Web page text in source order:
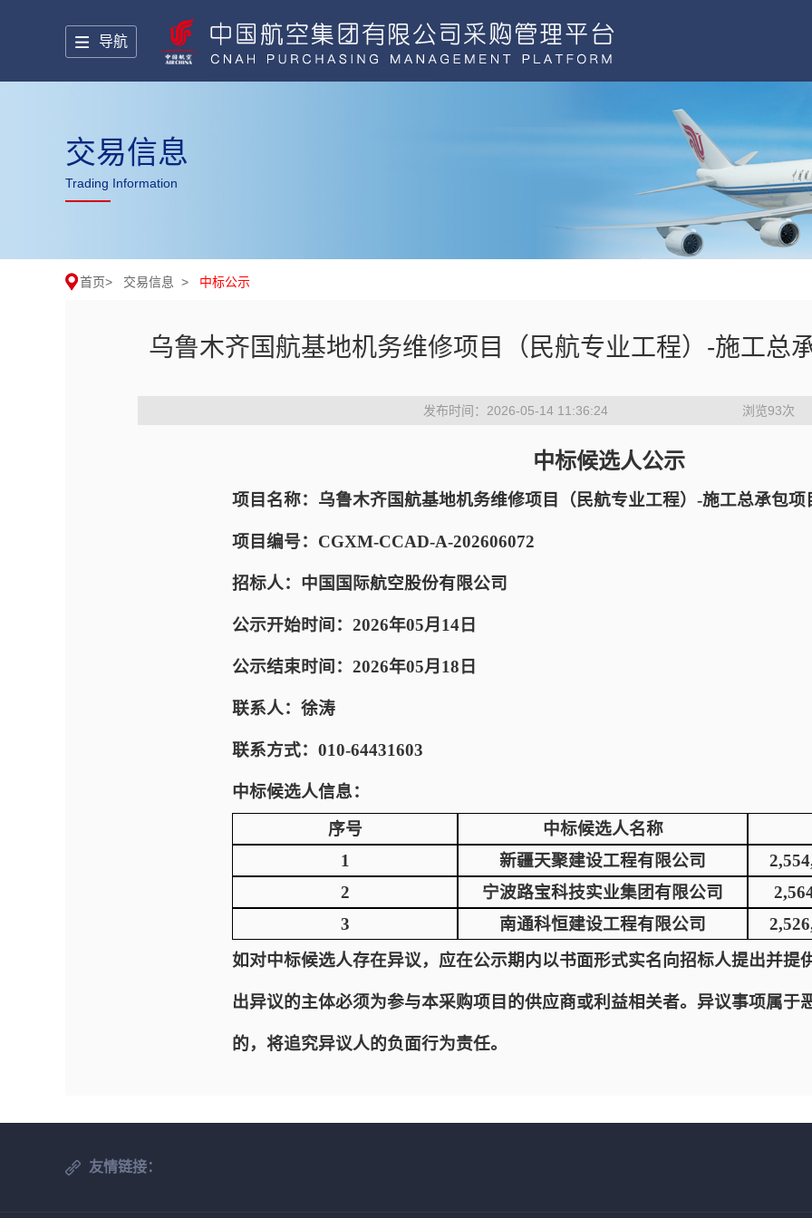
导航
交易信息
Trading Information
首页> 交易信息 > 中标公示
乌鲁木齐国航基地机务维修项目（民航专业工程）-施工总
发布时间：2026-05-14 11:36:24 浏览93次
中标候选人公示
项目名称：乌鲁木齐国航基地机务维修项目（民航专业工程）-施工总承包项
项目编号：CGXM-CCAD-A-202606072
招标人：中国国际航空股份有限公司
公示开始时间：2026年05月14日
公示结束时间：2026年05月18日
联系人：徐涛
联系方式：010-64431603
中标候选人信息：
序号
中标候选人名称
1
新疆天聚建设工程有限公司
2
宁波路宝科技实业集团有限公司
3
南通科恒建设工程有限公司
如对中标候选人存在异议，应在公示期内以书面形式实名向招标人提出并提
出异议的主体必须为参与本采购项目的供应商或利益相关者。异议事项属于
的，将追究异议人的负面行为责任。
友情链接：